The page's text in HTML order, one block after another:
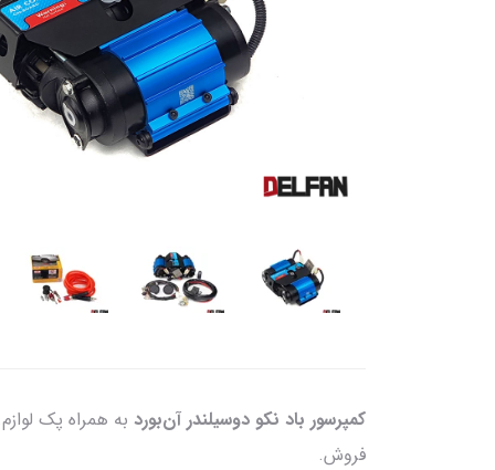
کمپرسور باد نکو دوسیلندر آن‌بورد
فروش.